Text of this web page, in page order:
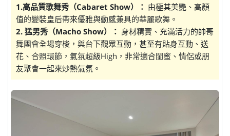
1.高品質歌舞秀（Cabaret Show）： 由極其美艷、高顏
值的變裝皇后帶來優雅與動感兼具的華麗歌舞。
2. 猛男秀（Macho Show）： 身材精實、充滿活力的帥哥
舞團會全場穿梭，與台下觀眾互動，甚至有貼身互動、送
花、合照環節，氣氛超級High，非常適合閨蜜、情侶或朋
友聚會一起來炒熱氣氛。